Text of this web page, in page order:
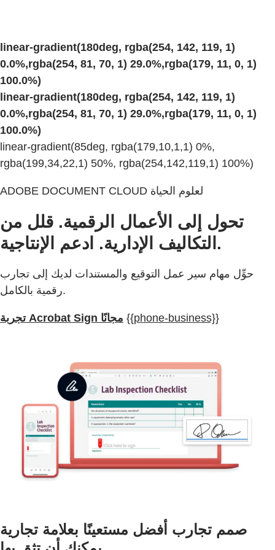
linear-gradient(180deg, rgba(254, 142, 119, 1)
0.0%,rgba(254, 81, 70, 1) 29.0%,rgba(179, 11, 0, 1)
100.0%)
linear-gradient(180deg, rgba(254, 142, 119, 1)
0.0%,rgba(254, 81, 70, 1) 29.0%,rgba(179, 11, 0, 1)
100.0%)
linear-gradient(85deg, rgba(179,10,1,1) 0%,
rgba(199,34,22,1) 50%, rgba(254,142,119,1) 100%)
ADOBE DOCUMENT CLOUD لعلوم الحياة
تحول إلى الأعمال الرقمية. قلل من
التكاليف الإدارية. ادعم الإنتاجية.
حوِّل مهام سير عمل التوقيع والمستندات لديك إلى تجارب
رقمية بالكامل.
تجربة Acrobat Sign مجانًا {{phone-business}}
صمم تجارب أفضل مستعينًا بعلامة تجارية